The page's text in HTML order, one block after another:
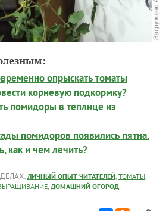
опрыскать томаты
корневую подкормку?
помидоры в теплице из
помидоров появились пятна.
как и чем лечить?
ЛИЧНЫЙ ОПЫТ ЧИТАТЕЛЕЙ, ТОМАТЫ,
, ДОМАШНИЙ ОГОРОД